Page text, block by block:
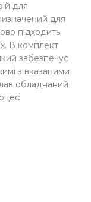
для
для
підходить
В комплект
забезпечує
з вказаними
обладнаний